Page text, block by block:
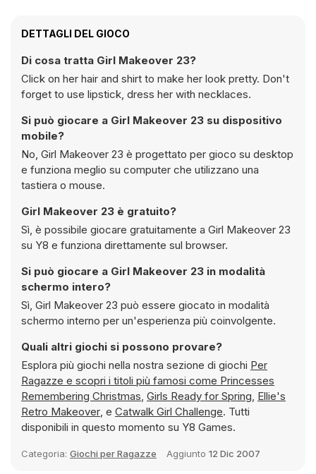
DETTAGLI DEL GIOCO
Di cosa tratta Girl Makeover 23?
Click on her hair and shirt to make her look pretty. Don't
forget to use lipstick, dress her with necklaces.
Si può giocare a Girl Makeover 23 su dispositivo
mobile?
No, Girl Makeover 23 è progettato per gioco su desktop
e funziona meglio su computer che utilizzano una
tastiera o mouse.
Girl Makeover 23 è gratuito?
Sì, è possibile giocare gratuitamente a Girl Makeover 23
su Y8 e funziona direttamente sul browser.
Si può giocare a Girl Makeover 23 in modalità
schermo intero?
Sì, Girl Makeover 23 può essere giocato in modalità
schermo interno per un'esperienza più coinvolgente.
Quali altri giochi si possono provare?
Esplora più giochi nella nostra sezione di giochi Per
Ragazze e scopri i titoli più famosi come Princesses
Remembering Christmas, Girls Ready for Spring, Ellie's
Retro Makeover, e Catwalk Girl Challenge. Tutti
disponibili in questo momento su Y8 Games.
Categoria: Giochi per Ragazze Aggiunto 12 Dic 2007